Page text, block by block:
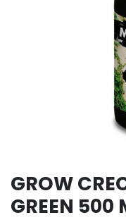
GROW
GREEN 500